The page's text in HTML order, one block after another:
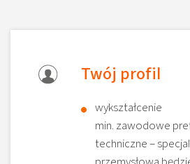
Twój profil
wykształcenie
min. zawodowe
techniczne –